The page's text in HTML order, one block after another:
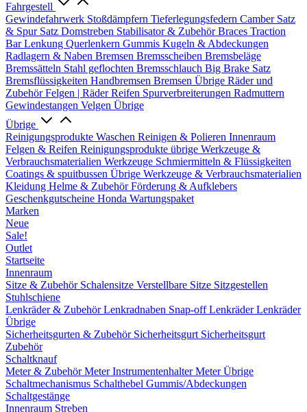
Fahrgestell
Gewindefahrwerk Stoßdämpfern Tieferlegungsfedern Camber Satz
& Spur Satz Domstreben Stabilisator & ZubehörBraces Traction
BarLenkung Querlenkern Gummis Kugeln & Abdeckungen
Radlagern & Naben Bremsen Bremsscheiben Bremsbeläge
Bremssätteln Stahl geflochten Bremsschlauch Big Brake Satz
Bremsflüssigkeiten Handbremsen Bremsen Übrige Räder und
ZubehörFelgen | RäderReifen Spurverbreiterungen Radmuttern
Gewindestangen Velgen Übrige
Übrige
Reinigungsprodukte Waschen Reinigen & Polieren Innenraum
Felgen & Reifen Reinigungsprodukte übrige Werkzeuge &
Verbrauchsmaterialien Werkzeuge Schmiermitteln & Flüssigkeiten
Coatings & spuitbussen Übrige Werkzeuge & Verbrauchsmaterialien
Kleidung Helme & ZubehörFörderung & Aufklebers
Geschenkgutscheine Honda Wartungspaket
Marken
Neue
Sale!
Outlet
Startseite
Innenraum
Sitze & Zubehör Schalensitze Verstellbare Sitze Sitzgestellen
Stuhlschiene
Lenkräder & ZubehörLenkradnaben Snap-offLenkräderLenkräder
Übrige
Sicherheitsgurten & Zubehör Sicherheitsgurt Sicherheitsgurt
Zubehör
Schaltknauf
Meter & ZubehörMeterInstrumentenhalterMeter Übrige
Schaltmechanismus Schalthebel Gummis/Abdeckungen
Schaltgestänge
Innenraum Streben